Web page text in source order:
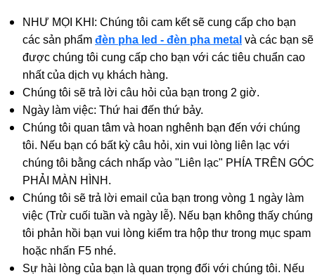
NHƯ MỌI KHI: Chúng tôi cam kết sẽ cung cấp cho bạn
các sản phẩm đèn pha led - đèn pha metal và các bạn sẽ
được chúng tôi cung cấp cho bạn với các tiêu chuẩn cao
nhất của dịch vụ khách hàng.
Chúng tôi sẽ trả lời câu hỏi của bạn trong 2 giờ.
Ngày làm việc: Thứ hai đến thứ bảy.
Chúng tôi quan tâm và hoan nghênh bạn đến với chúng
tôi. Nếu bạn có bất kỳ câu hỏi, xin vui lòng liên lạc với
chúng tôi bằng cách nhấp vào "Liên lạc" PHÍA TRÊN GÓC
PHẢI MÀN HÌNH.
Chúng tôi sẽ trả lời email của bạn trong vòng 1 ngày làm
việc (Trừ cuối tuần và ngày lễ). Nếu bạn không thấy chúng
tôi phản hồi bạn vui lòng kiểm tra hộp thư trong mục spam
hoặc nhấn F5 nhé.
Sự hài lòng của bạn là quan trọng đối với chúng tôi. Nếu